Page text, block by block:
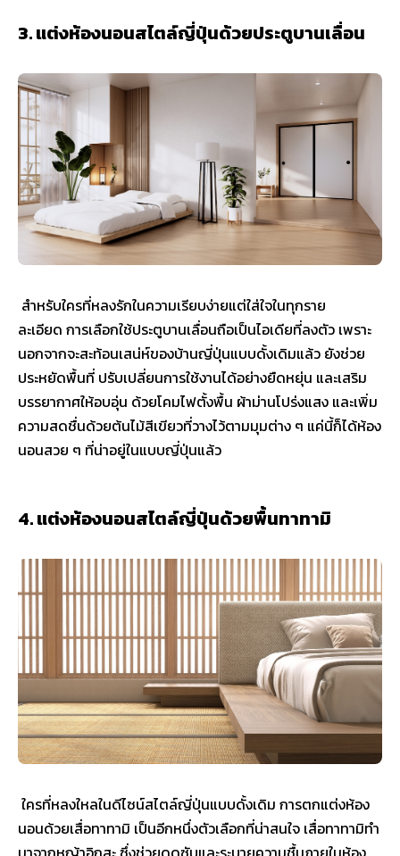
3. แต่งห้องนอนสไตล์ญี่ปุ่นด้วยประตูบานเลื่อน
สำหรับใครที่หลงรักในความเรียบง่ายแต่ใส่ใจในทุกราย
ละเอียด การเลือกใช้ประตูบานเลื่อนถือเป็นไอเดียที่ลงตัว เพราะ
นอกจากจะสะท้อนเสน่ห์ของบ้านญี่ปุ่นแบบดั้งเดิมแล้ว ยังช่วย
ประหยัดพื้นที่ ปรับเปลี่ยนการใช้งานได้อย่างยืดหยุ่น และเสริม
บรรยากาศให้อบอุ่น ด้วยโคมไฟตั้งพื้น ผ้าม่านโปร่งแสง และเพิ่ม
ความสดชื่นด้วยต้นไม้สีเขียวที่วางไว้ตามมุมต่าง ๆ แค่นี้ก็ได้ห้อง
นอนสวย ๆ ที่น่าอยู่ในแบบญี่ปุ่นแล้ว
4. แต่งห้องนอนสไตล์ญี่ปุ่นด้วยพื้นทาทามิ
ใครที่หลงใหลในดีไซน์สไตล์ญี่ปุ่นแบบดั้งเดิม การตกแต่งห้อง
นอนด้วยเสื่อทาทามิ เป็นอีกหนึ่งตัวเลือกที่น่าสนใจ เสื่อทาทามิทำ